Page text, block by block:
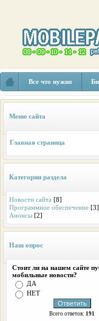
Все что нужно
Меню сайта
Главная страница
Категории раздела
Новости сайта [8]
Программное обеспечение [3]
Анонсы [2]
Наш опрос
Стоит ли на нашем сайте
мобильные новости?
ДА
НЕТ
Всего ответов:191